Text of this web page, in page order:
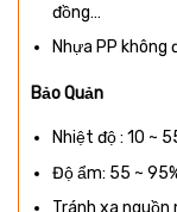
đồng…
Nhựa PP
Bảo Quản
Nhiệt độ : 10 ~
Độ ẩm: 55 ~
Tránh xa nguồn